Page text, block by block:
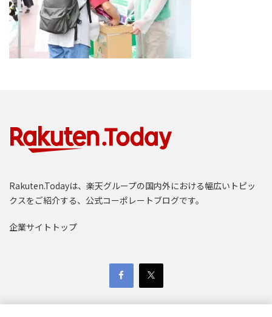
Rakuten.Todayは、楽天グループの国内外における幅広いトピッ
クスをご紹介する、公式コーポレートブログです。
企業サイトトップ